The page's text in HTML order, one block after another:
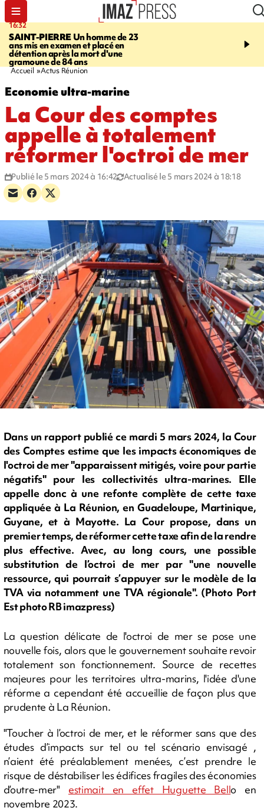
16:32
SAINT-PIERREUn homme de 23
ans mis en examen et placé en
détention après la mort d'une
gramoune de 84 ans
21:08
et Turquie scellent un
Accueil Actus Réunion
Economie ultra-marine
La Cour des comptes
appelle à totalement
réformer l'octroi de mer
Publié le 5 mars 2024 à 16:42 Actualisé le 5 mars 2024 à 18:18
Dans un rapport publié ce mardi 5 mars 2024, la Cour
des Comptes estime que les impacts économiques de
l'octroi de mer "apparaissent mitigés, voire pour partie
négatifs" pour les collectivités ultra-marines. Elle
appelle donc à une refonte complète de cette taxe
appliquée à La Réunion, en Guadeloupe, Martinique,
Guyane, et à Mayotte. La Cour propose, dans un
premier temps, de réformer cette taxe afin de la rendre
plus effective. Avec, au long cours, une possible
substitution de l’octroi de mer par "une nouvelle
ressource, qui pourrait s’appuyer sur le modèle de la
TVA via notamment une TVA régionale". (Photo Port
Est photo RB imazpress)
La question délicate de l'octroi de mer se pose une
nouvelle fois, alors que le gouvernement souhaite revoir
totalement son fonctionnement. Source de recettes
majeures pour les territoires ultra-marins, l'idée d'une
réforme a cependant été accueillie de façon plus que
prudente à La Réunion.
"Toucher à l’octroi de mer, et le réformer sans que des
études d’impacts sur tel ou tel scénario envisagé ,
n’aient été préalablement menées, c’est prendre le
risque de déstabiliser les édifices fragiles des économies
d’outre-mer" estimait en effet Huguette Bello en
novembre 2023.